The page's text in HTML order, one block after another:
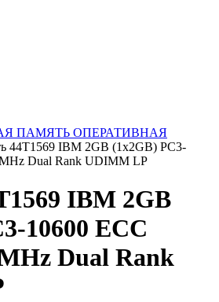
ПАМЯТЬ ОПЕРАТИВНАЯ
44T1569 IBM 2GB (1x2GB) PC3-
Dual Rank UDIMM LP
IBM 2GB
10600 ECC
Dual Rank